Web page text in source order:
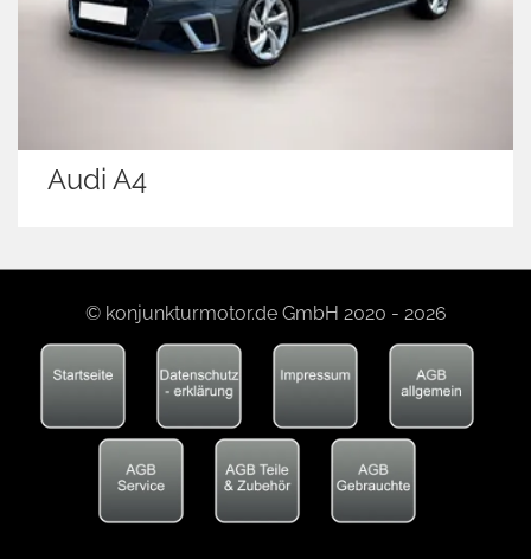
Audi A4
© konjunkturmotor.de GmbH 2020 - 2026